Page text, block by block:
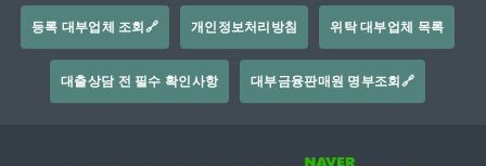
등록 대부업체 조회🔗 개인정보처리방침 위탁 대부업체 목록
대출상담 전 필수 확인사항 대부금융판매원 명부조회🔗